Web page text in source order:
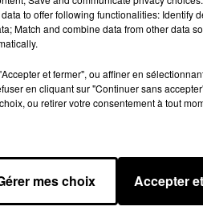
, sur une vidéo éphémère
le Dozo a ainsi dévoiler une
surLe bruit de mon âme
imminente de ce titre sur
le nom deOméga.
to offer following functionalities: Identify
Match and combine data from other data
et fermer", ou affiner en
en cliquant sur "Continuer sans
ou retirer votre consentement à tout
mes choix Accepter